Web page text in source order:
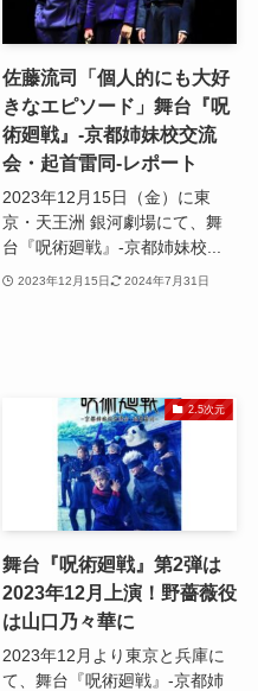
佐藤流司「個人的にも大好
きなエピソード」舞台『呪
術廻戦』-京都姉妹校交流
会・起首雷同-レポート
2023年12月15日（金）に東
京・天王洲 銀河劇場にて、舞
台『呪術廻戦』-京都姉妹校...
2023年12月15日 2024年7月31日
2.5次元
舞台『呪術廻戦』第2弾は
2023年12月上演！野薔薇役
は山口乃々華に
2023年12月より東京と兵庫に
て、舞台『呪術廻戦』-京都姉